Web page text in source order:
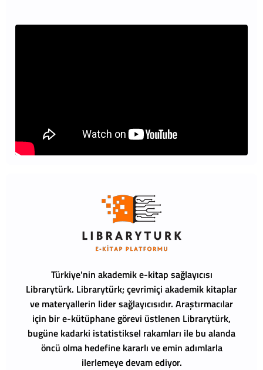
Türkiye'nin akademik e-kitap sağlayıcısı
Librarytürk. Librarytürk; çevrimiçi akademik kitaplar
ve materyallerin lider sağlayıcısıdır. Araştırmacılar
için bir e-kütüphane görevi üstlenen Librarytürk,
bugüne kadarki istatistiksel rakamları ile bu alanda
öncü olma hedefine kararlı ve emin adımlarla
ilerlemeye devam ediyor.